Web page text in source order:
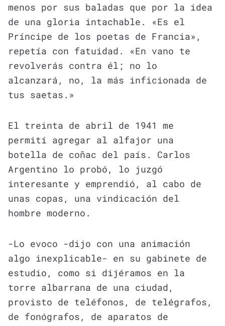
menos por sus baladas que por la idea
de una gloria intachable. «Es el
Príncipe de los poetas de Francia»,
repetía con fatuidad. «En vano te
revolverás contra él; no lo
alcanzará, no, la más inficionada de
tus saetas.»
El treinta de abril de 1941 me
permití agregar al alfajor una
botella de coñac del país. Carlos
Argentino lo probó, lo juzgó
interesante y emprendió, al cabo de
unas copas, una vindicación del
hombre moderno.
-Lo evoco -dijo con una animación
algo inexplicable- en su gabinete de
estudio, como si dijéramos en la
torre albarrana de una ciudad,
provisto de teléfonos, de telégrafos,
de fonógrafos, de aparatos de